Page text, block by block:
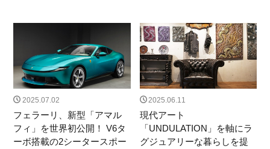
2025.07.02
フェラーリ、新型「アマル
フィ」を世界初公開！ V6タ
ーボ搭載の2シータースポー
2025.06.11
現代アート
「UNDULATION」を軸にラ
グジュアリーな暮らしを提